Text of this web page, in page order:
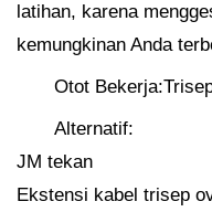
latihan, karena
kemungkinan Anda
Otot
Alternatif:
JM tekan
Ekstensi kabel trisep